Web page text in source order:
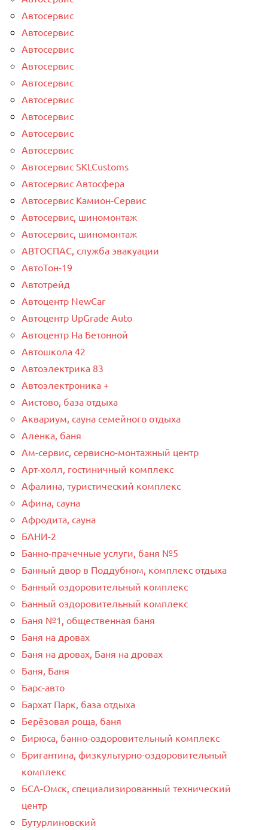
Автосервис
Автосервис
Автосервис
Автосервис
Автосервис
Автосервис
Автосервис
Автосервис
Автосервис
Автосервис SKLCustoms
Автосервис Автосфера
Автосервис Камион-Сервис
Автосервис, шиномонтаж
Автосервис, шиномонтаж
АВТОСПАС, служба эвакуации
АвтоТон-19
Автотрейд
Автоцентр NewCar
Автоцентр UpGrade Auto
Автоцентр На Бетонной
Автошкола 42
Автоэлектрика 83
Автоэлектроника +
Аистово, база отдыха
Аквариум, сауна семейного отдыха
Аленка, баня
Ам-сервис, сервисно-монтажный центр
Арт-холл, гостиничный комплекс
Афалина, туристический комплекс
Афина, сауна
Афродита, сауна
БАНИ-2
Банно-прачечные услуги, баня №5
Банный двор в Поддубном, комплекс отдыха
Банный оздоровительный комплекс
Банный оздоровительный комплекс
Баня №1, общественная баня
Баня на дровах
Баня на дровах, Баня на дровах
Баня, Баня
Барс-авто
Бархат Парк, база отдыха
Берёзовая роща, баня
Бирюса, банно-оздоровительный комплекс
Бригантина, физкультурно-оздоровительный
комплекс
БСА-Омск, специализированный технический
центр
Бутурлиновский